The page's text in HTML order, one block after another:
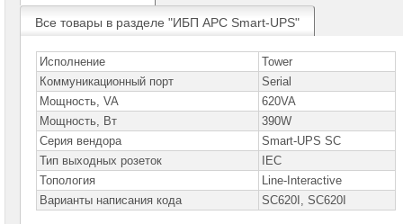
Моноблоки
Компьютеры
Brand
Name
Принтеры
плоттеры
МФУ
Серверы
Brand
Все товары в разделе "ИБП APC Smart-UPS"
Исполнение
Tower
Коммуникационный порт
Serial
Мощность, VA
620VA
Мощность, Вт
390W
Серия вендора
Smart-UPS SC
Тип выходных розеток
IEC
Топология
Line-Interactive
Варианты написания кода
SC620I, SC620I